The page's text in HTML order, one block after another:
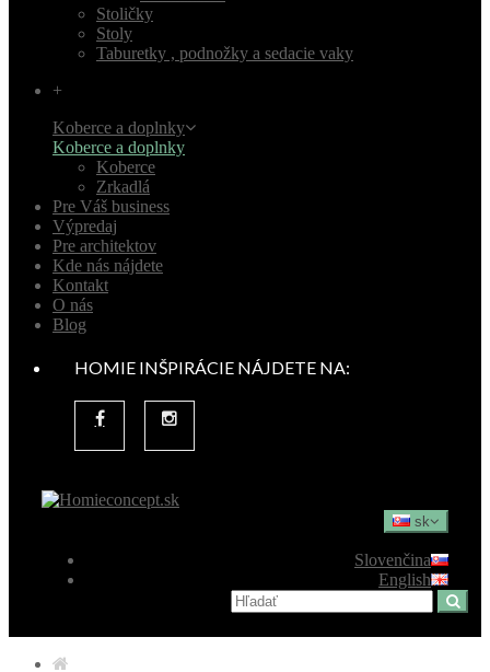
Stoličky
Stoly
Taburetky , podnožky a sedacie vaky
+
Koberce a doplnky
Koberce a doplnky
Koberce
Zrkadlá
Pre Váš business
Výpredaj
Pre architektov
Kde nás nájdete
Kontakt
O nás
Blog
HOMIE INŠPIRÁCIE NÁJDETE NA:
sk
Slovenčina
English